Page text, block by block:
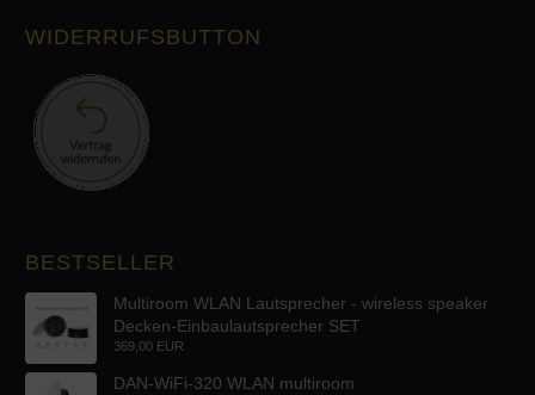
WIDERRUFSBUTTON
BESTSELLER
Multiroom WLAN Lautsprecher - wireless speaker
Decken-Einbaulautsprecher SET
369,00 EUR
DAN-WiFi-320 WLAN multiroom